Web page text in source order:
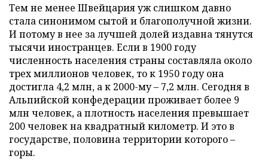
Тем не менее Швейцария уж слишком давно
стала синонимом сытой и благополучной жизни.
И потому в нее за лучшей долей издавна тянутся
тысячи иностранцев. Если в 1900 году
численность населения страны составляла около
трех миллионов человек, то к 1950 году она
достигла 4,2 млн, а к 2000-му – 7,2 млн. Сегодня в
Альпийской конфедерации проживает более 9
млн человек, а плотность населения превышает
200 человек на квадратный километр. И это в
государстве, половина территории которого –
горы.